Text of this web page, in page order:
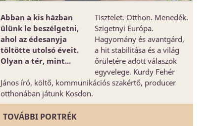
Abban a kis házban
ülünk le beszélgetni,
ahol az édesanyja
töltötte utolsó éveit.
Olyan a tér, mint...
Tisztelet. Otthon. Menedék.
Szigetnyi Európa.
Hagyomány és avantgárd,
a hit stabilitása és a világ
őrületére adott válaszok
egyvelege. Kurdy Fehér
János író, költő, kommunikációs szakértő, producer
otthonában játunk Kosdon.
TOVÁBBI PORTRÉK